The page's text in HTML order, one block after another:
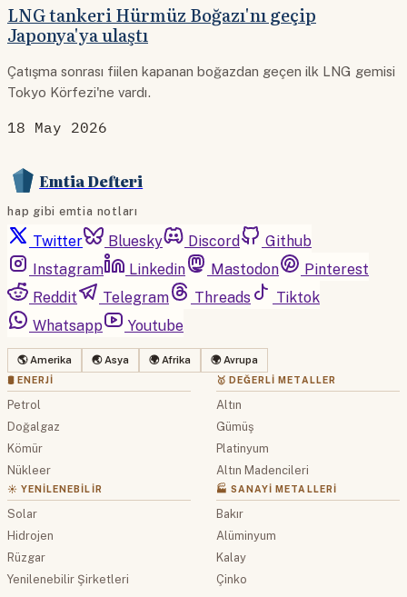
LNG tankeri Hürmüz Boğazı'nı geçip
Japonya'ya ulaştı
Çatışma sonrası fiilen kapanan boğazdan geçen ilk LNG gemisi
Tokyo Körfezi'ne vardı.
18 May 2026
Emtia Defteri
hap gibi emtia notları
Twitter Bluesky Discord
Github
Instagram
Linkedin Mastodon
Pinterest
Reddit
Telegram Threads
Tiktok
Whatsapp
Youtube
🌎 Amerika 🌏 Asya 🌍 Afrika 🌍 Avrupa
🛢 ENERJI
Petrol
Doğalgaz
Kömür
Nükleer
☀️ YENILENEBILIR
Solar
Hidrojen
Rüzgar
Yenilenebilir Şirketleri
🥇 DEĞERLI METALLER
Altın
Gümüş
Platinyum
Altın Madencileri
🏭 SANAYI METALLERI
Bakır
Alüminyum
Kalay
Çinko